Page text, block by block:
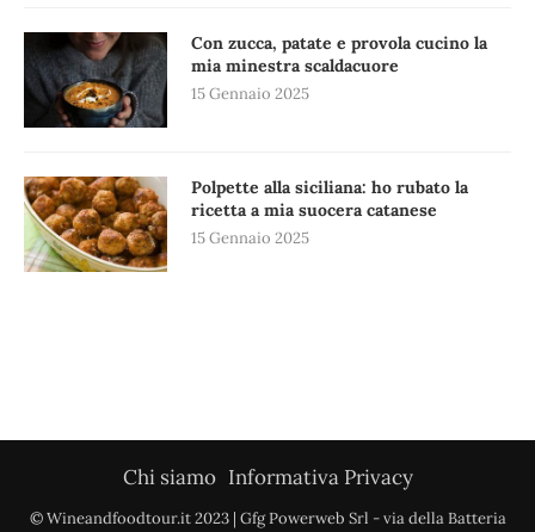
Con zucca, patate e provola cucino la
mia minestra scaldacuore
15 Gennaio 2025
Polpette alla siciliana: ho rubato la
ricetta a mia suocera catanese
15 Gennaio 2025
Chi siamo Informativa Privacy
© Wineandfoodtour.it 2023 | Gfg Powerweb Srl - via della Batteria